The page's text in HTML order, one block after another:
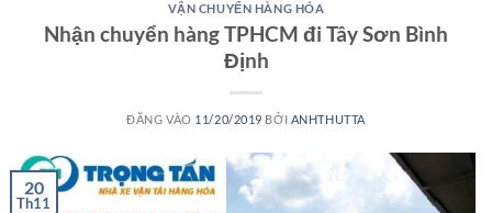
VẬN CHUYỂN HÀNG HÓA
Nhận chuyển hàng TPHCM đi Tây Sơn Bình
Định
ĐĂNG VÀO 11/20/2019 BỞI ANHTHUTTA
20
Th11